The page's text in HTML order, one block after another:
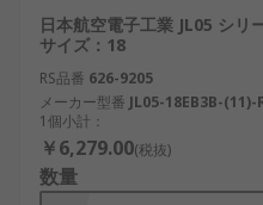
日本航空電子工業 JL05 シリ
サイズ：18
RS品番 626-9205
メーカー型番 JL05-18EB3B-(11)-
1個小計：
￥6,279.00(税抜)
数量